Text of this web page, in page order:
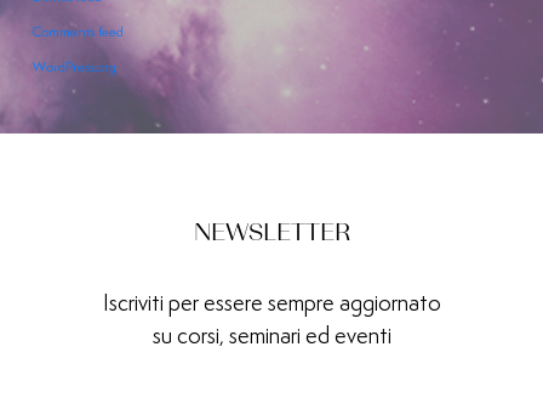
Comments feed
WordPress.org
NEWSLETTER
Iscriviti per essere sempre aggiornato
su corsi, seminari ed eventi